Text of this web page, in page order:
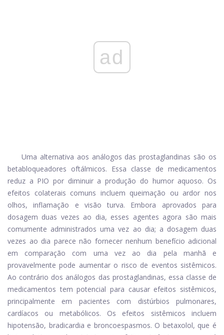
ad
Uma alternativa aos análogos das prostaglandinas são os
betabloqueadores oftálmicos. Essa classe de medicamentos
reduz a PIO por diminuir a produção do humor aquoso. Os
efeitos colaterais comuns incluem queimação ou ardor nos
olhos, inflamação e visão turva. Embora aprovados para
dosagem duas vezes ao dia, esses agentes agora são mais
comumente administrados uma vez ao dia; a dosagem duas
vezes ao dia parece não fornecer nenhum benefício adicional
em comparação com uma vez ao dia pela manhã e
provavelmente pode aumentar o risco de eventos sistêmicos.
Ao contrário dos análogos das prostaglandinas, essa classe de
medicamentos tem potencial para causar efeitos sistêmicos,
principalmente em pacientes com distúrbios pulmonares,
cardíacos ou metabólicos. Os efeitos sistêmicos incluem
hipotensão, bradicardia e broncoespasmos. O betaxolol, que é